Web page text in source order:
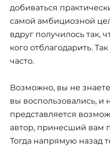
добиваться
самой амбициозной
вдруг получилось так,
кого отблагодарить.
часто.
Возможно, вы не
вы воспользовались, и
представляется
автор, принесший вам
Тогда напрямую назад